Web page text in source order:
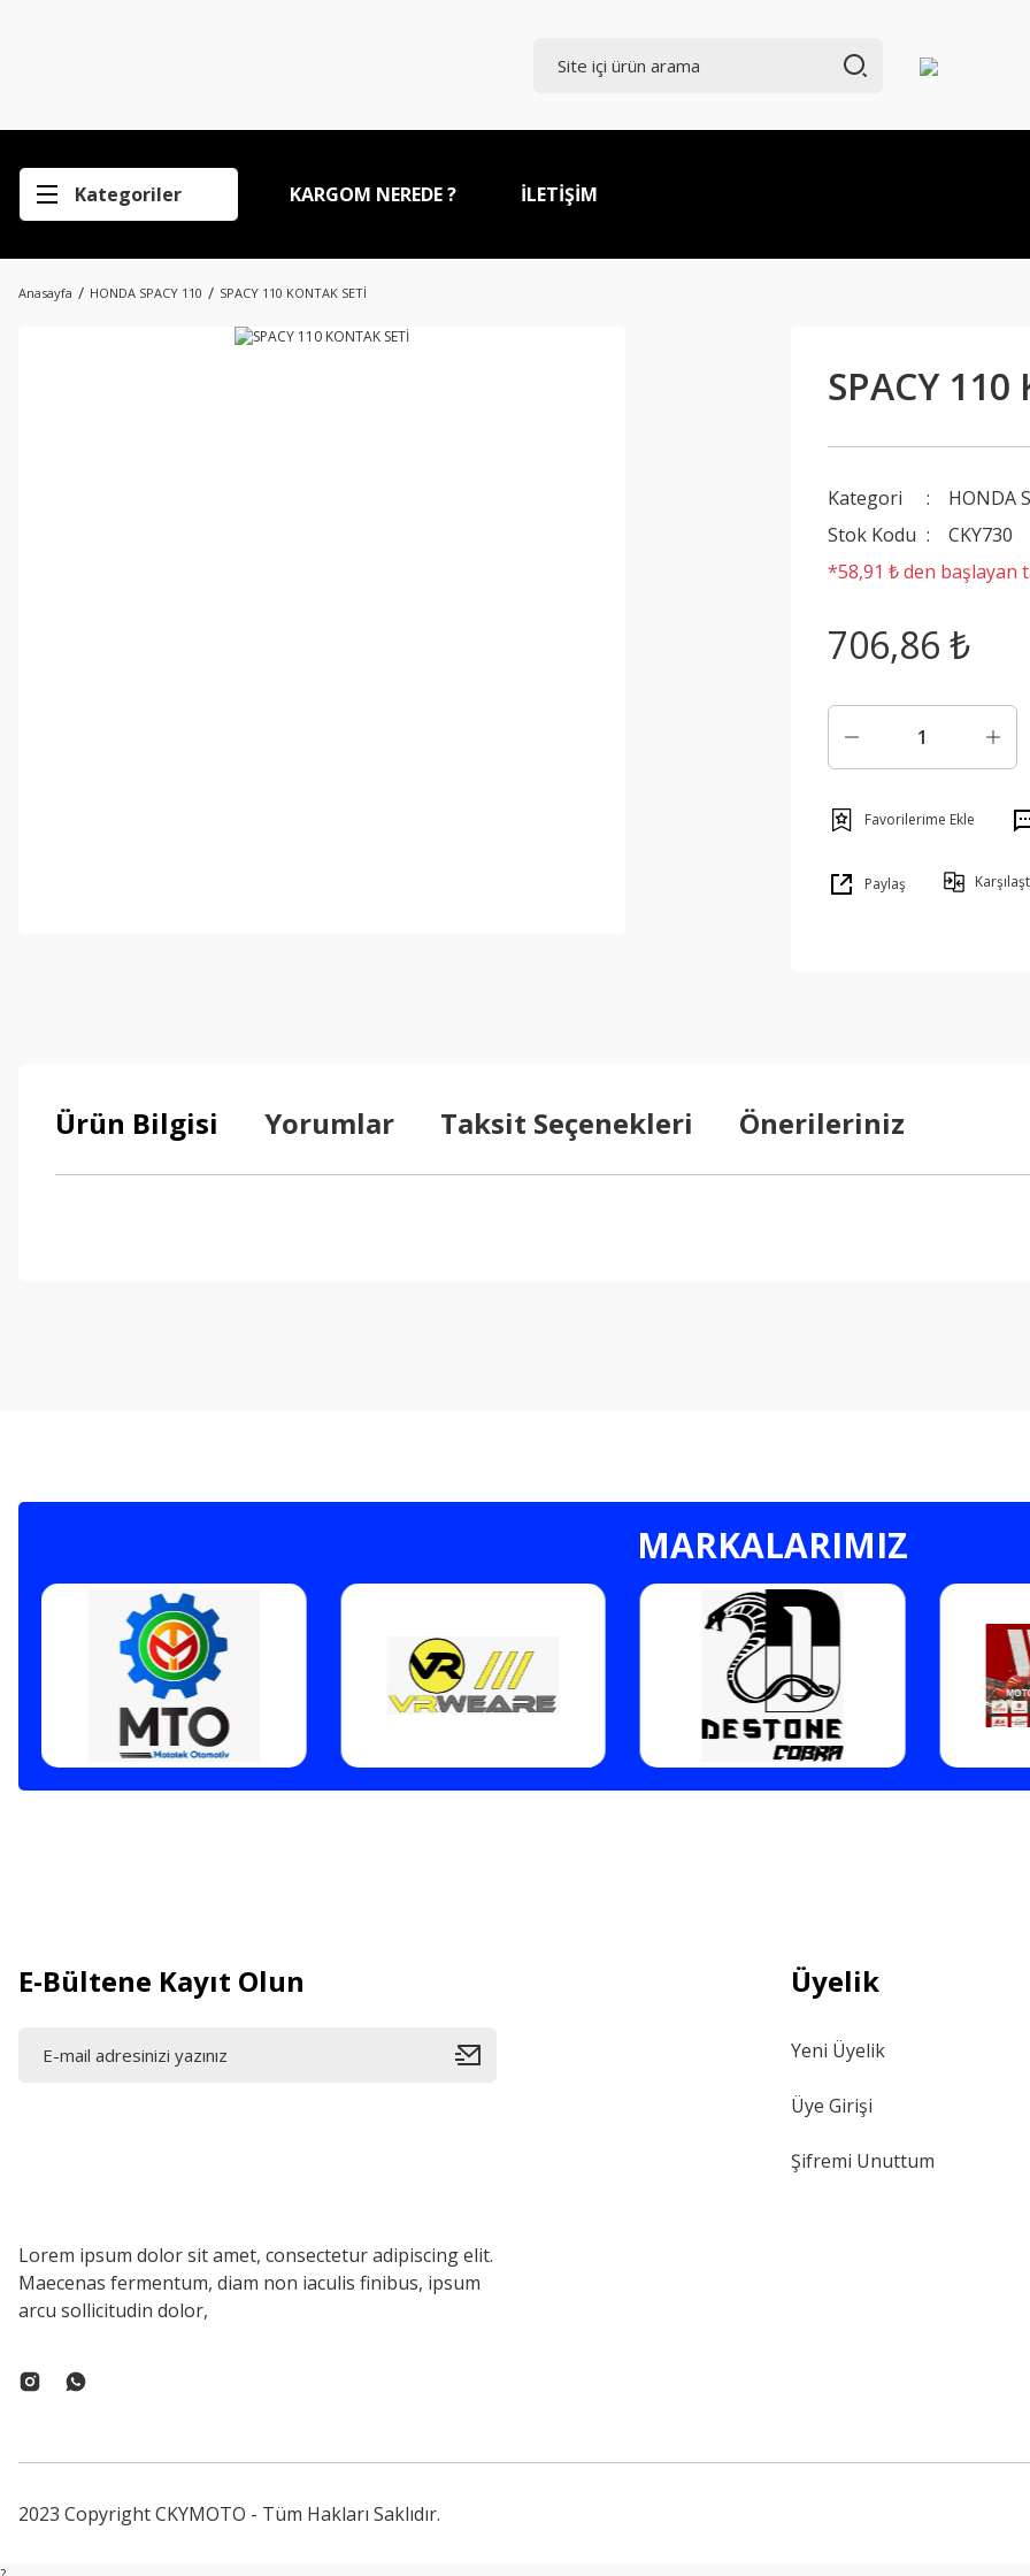
Kategoriler KARGOM NEREDE ? İLETİŞİM
Anasayfa HONDA SPACY 110 SPACY 110 KONTAK SETİ
SPACY 110
Kategori
HONDA
Stok Kodu
CKY730
*58,91 ₺ den başlayan
706,86 ₺
Paylaş
Ürün Bilgisi Yorumlar Taksit Seçenekleri Önerileriniz
Gönder
MARKALARIMIZ
E-Bültene Kayıt Olun
Lorem ipsum dolor sit amet, consectetur adipiscing elit.
Maecenas fermentum, diam non iaculis finibus, ipsum
arcu sollicitudin dolor,
Üyelik
Yeni Üyelik
Üye Girişi
Şifremi Unuttum
2023 Copyright CKYMOTO - Tüm Hakları Saklıdır.